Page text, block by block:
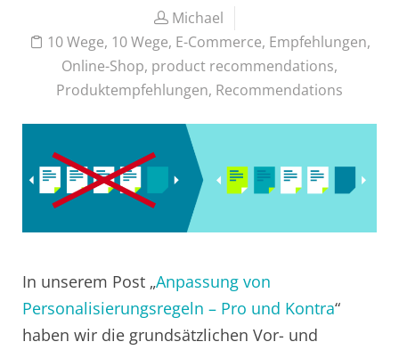
Michael
10 Wege, 10 Wege, E-Commerce, Empfehlungen,
Online-Shop, product recommendations,
Produktempfehlungen, Recommendations
In unserem Post „Anpassung von
Personalisierungsregeln – Pro und Kontra“
haben wir die grundsätzlichen Vor- und